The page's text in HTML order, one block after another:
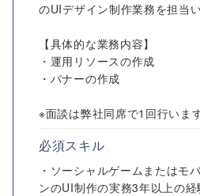
のUIデザイン制作業務を担当
【具体的な業務内容】
・運用リソースの作成
・バナーの作成
※面談は弊社同席で1回行います
必須スキル
・ソーシャルゲームまたはモ
ンのUI制作の実務3年以上の経